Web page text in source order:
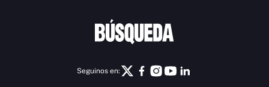
Seguinos en: